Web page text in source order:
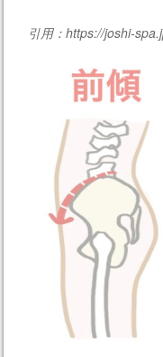
引用：https://joshi-